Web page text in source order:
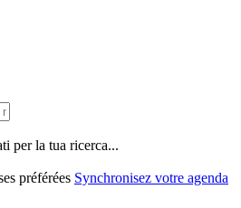
per la tua ricerca...
préférées Synchronisez votre agenda